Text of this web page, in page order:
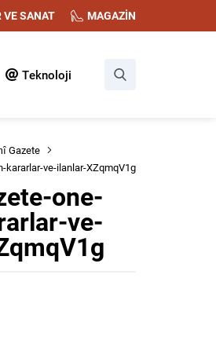
VE SANAT MAGAZİN
Teknoloji
Gazete
kararlar-ve-ilanlar-XZqmqV1g
one-
ve-